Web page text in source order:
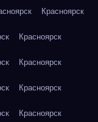
Красноярск
Красноярск
Красноярск
Красноярск
Красноярск